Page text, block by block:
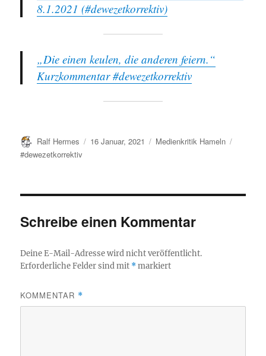
8.1.2021 (#dewezetkorrektiv)
„Die einen keulen, die anderen feiern.“
Kurzkommentar #dewezetkorrektiv
Autor
Ralf Hermes
Veröffentlicht
16 Januar, 2021 Kategorien
Medienkritik Hameln
#dewezetkorrektiv
Schreibe einen Kommentar
Deine E-Mail-Adresse wird nicht veröffentlicht.
Erforderliche Felder sind mit *markiert
KOMMENTAR *